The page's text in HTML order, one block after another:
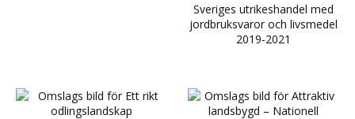
Sveriges utrikeshandel med
jordbruksvaror och livsmedel
2019-2021